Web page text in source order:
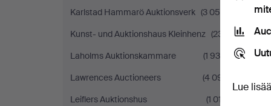
Karlstad Hammarö Auktionsverk (3 054)
Kunst- und Auktionshaus Kleinhenz (231)
Laholms Auktionskammare
(1 930)
Lawrences Auctioneers
(4 091)
Leiflers Auktionshus
(1 017)
Lue lisää